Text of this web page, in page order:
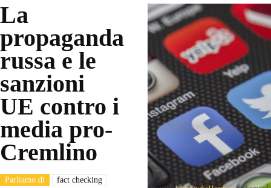
La
propaganda
russa e le
sanzioni
UE contro i
media pro-
Cremlino
Parliamo di
fact checking